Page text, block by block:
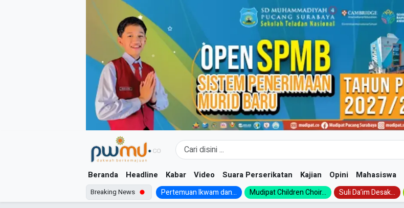
Beranda Headline Kabar Video Suara Perserikatan Kajian Opini Mahasiswa
Breaking News Pertemuan Ikwam dan... Mudipat Children Choir... Suli Da’im Desak...